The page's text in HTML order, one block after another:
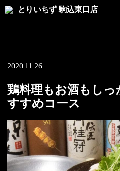
とりいちず 駒込東口店
2020.11.26
鶏料理もお酒もし
すすめコース